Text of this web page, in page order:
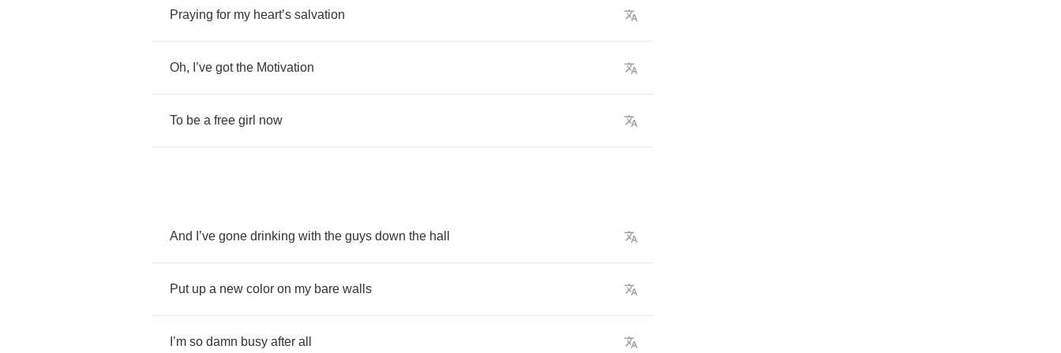
Praying for my heart’s salvation
Oh, ’ve got the Motivation
To be a free girl now
And ’ve gone drinking with the guys down the hall
Put up a new color on my bare walls
’m so damn busy after all